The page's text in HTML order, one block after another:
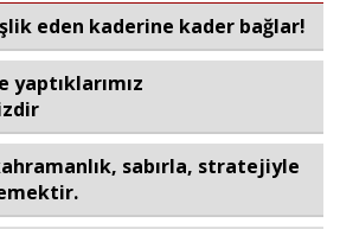
Dünya
Yorum - Analiz
Söyleşi
eden kaderine kader bağlar!
yaptıklarımız
sabırla, stratejiyle